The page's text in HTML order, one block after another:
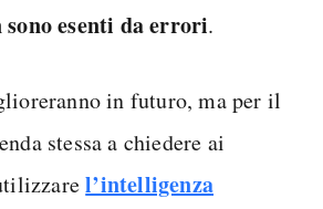
sono esenti da errori.
in futuro, ma per il
stessa a chiedere ai
l’intelligenza